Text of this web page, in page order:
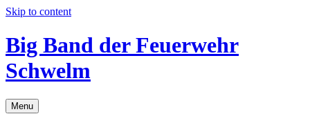
Skip to content
Big Band der Feuerwehr
Schwelm
Menu